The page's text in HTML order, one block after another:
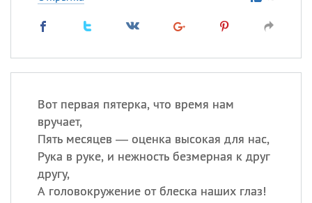
Вот первая пятерка, что время нам
вручает,
Пять месяцев — оценка высокая для нас,
Рука в руке, и нежность безмерная к друг
другу,
А головокружение от блеска наших глаз!